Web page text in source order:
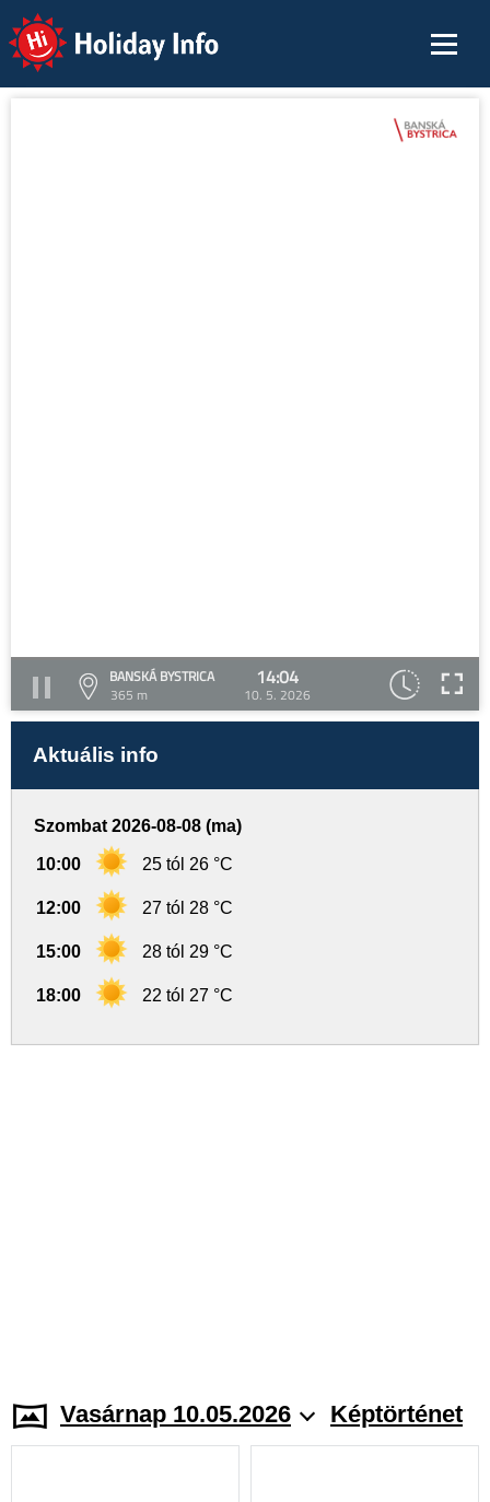
Holiday Info
BANSKÁ BYSTRICA
365 m
14:04
10. 5. 2026
Aktuális info
Szombat 2026-08-08 (ma)
10:00 25 tól 26 °C
12:00 27 tól 28 °C
15:00 28 tól 29 °C
18:00 22 tól 27 °C
Vasárnap 10.05.2026 Képtörténet